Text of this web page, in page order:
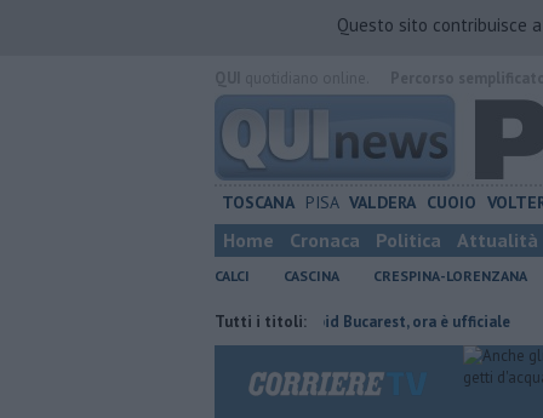
Questo sito contribuisce
TOSCANA PISA VALDERA CUOIO
Home Cronaca Politica Attualità
CALCI CASCINA CRESPINA-LORENZANA
Tutti i titoli:
Stojilkovic al Rapid Bucarest, ora è ufficiale Takeda